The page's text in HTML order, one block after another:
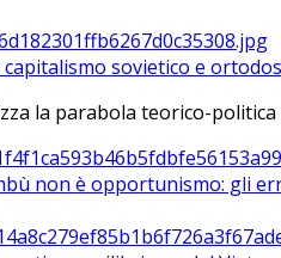
capitalismo sovietico e
la parabola teorico-
non è opportunismo: gli